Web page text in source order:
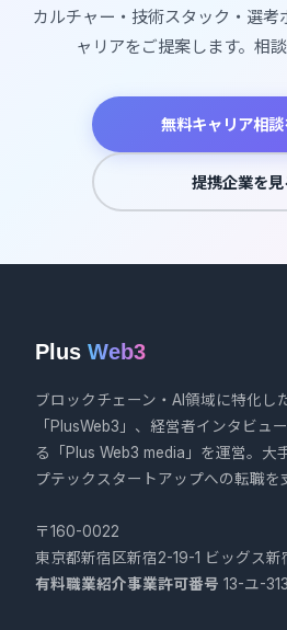
カルチャー・技術スタック・選考
ャリアをご提案します。相
無料キャリア相
提携企業を見
Plus Web3
ブロックチェーン・AI領域に特化し
「PlusWeb3」、経営者インタビュ
る「Plus Web3 media」を運営。大
プテックスタートアップへの転職を
〒160-0022
東京都新宿区新宿2-19-1 ビッグス新
有料職業紹介事業許可番号 13-ユ-